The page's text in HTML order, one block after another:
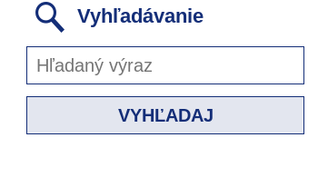
Vyhľadávanie
VYHĽADAJ